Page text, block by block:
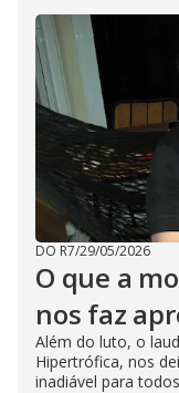
DO R7/29/05/2026
O que a
nos faz
Além do luto, o
Hipertrófica, nos
inadiável para